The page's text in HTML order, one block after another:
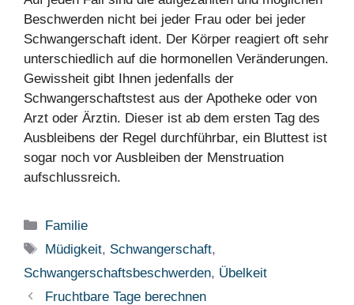
Beschwerden nicht bei jeder Frau oder bei jeder
Schwangerschaft ident. Der Körper reagiert oft sehr
unterschiedlich auf die hormonellen Veränderungen.
Gewissheit gibt Ihnen jedenfalls der
Schwangerschaftstest aus der Apotheke oder von
Arzt oder Ärztin. Dieser ist ab dem ersten Tag des
Ausbleibens der Regel durchführbar, ein Bluttest ist
sogar noch vor Ausbleiben der Menstruation
aufschlussreich.
Kategorien
Familie
Schlagwörter
Müdigkeit, Schwangerschaft,
Schwangerschaftsbeschwerden, Übelkeit
Fruchtbare Tage berechnen